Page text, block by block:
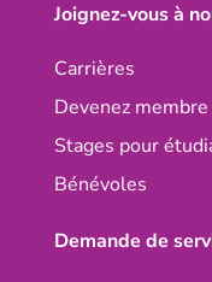
Joignez-vous à
Carrières
Devenez
Stages pour
Bénévoles
Demande de